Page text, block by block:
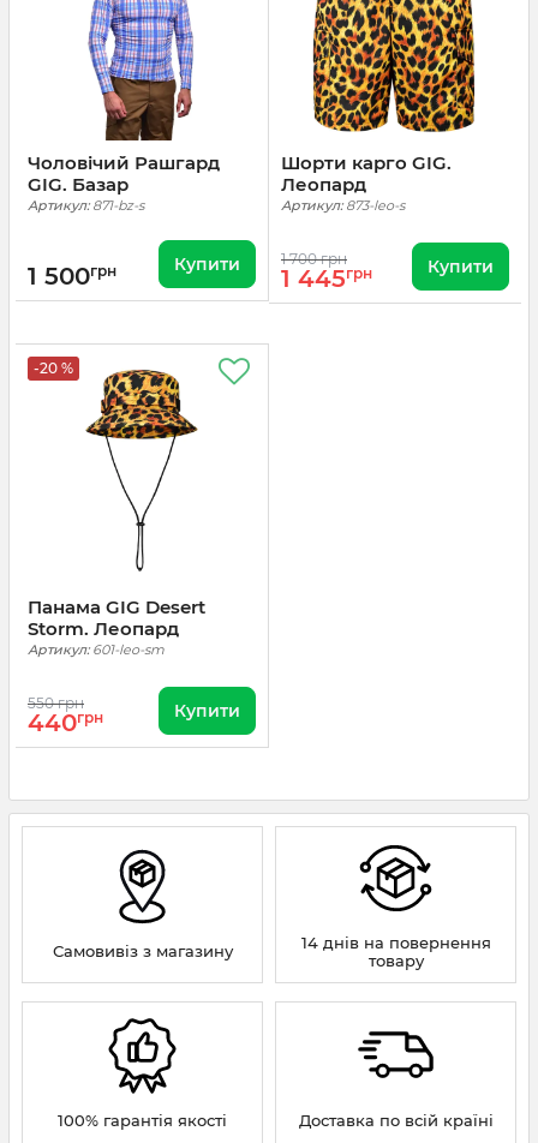
Чоловічий Рашгард
GIG. Базар
Артикул:871-bz-s
1 500грн Купити
Шорти карго GIG.
Леопард
Артикул:873-leo-s
1 700 грн
1 445грн Купити
-20 %
Панама GIG Desert
Storm. Леопард
Артикул:601-leo-sm
550 грн
440грн Купити
Самовивіз з магазину
14 днів на повернення
товару
100% гарантія якості Доставка по всій країні